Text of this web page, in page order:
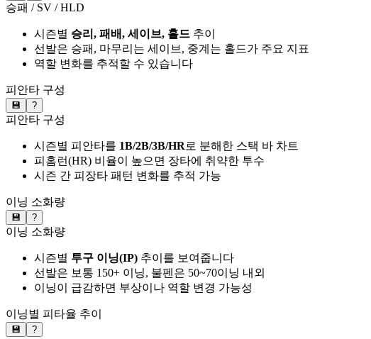
승패 / SV / HLD
시즌별 승리, 패배, 세이브, 홀드 추이
선발은 승패, 마무리는 세이브, 중계는 홀드가 주요 지표
역할 변화를 추적할 수 있습니다
피안타 구성
💾 ?
피안타 구성
시즌별 피안타를 1B/2B/3B/HR로 분해한 스택 바 차트
피홈런(HR) 비율이 높으면 장타에 취약한 투수
시즌 간 피장타 패턴 변화를 추적 가능
이닝 소화량
💾 ?
이닝 소화량
시즌별 투구 이닝(IP) 추이를 보여줍니다
선발은 보통 150+ 이닝, 불펜은 50~70이닝 내외
이닝이 급감하면 부상이나 역할 변경 가능성
이닝별 피타율 추이
💾 ?